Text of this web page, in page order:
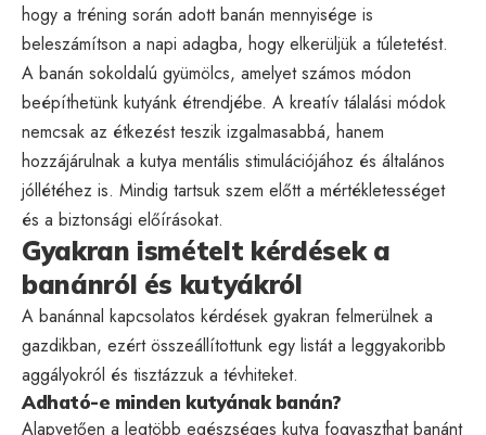
hogy a tréning során adott banán mennyisége is
beleszámítson a napi adagba, hogy elkerüljük a túletetést.
A banán sokoldalú gyümölcs, amelyet számos módon
beépíthetünk kutyánk étrendjébe. A kreatív tálalási módok
nemcsak az étkezést teszik izgalmasabbá, hanem
hozzájárulnak a kutya mentális stimulációjához és általános
jóllétéhez is. Mindig tartsuk szem előtt a mértékletességet
és a biztonsági előírásokat.
Gyakran ismételt kérdések a
banánról és kutyákról
A banánnal kapcsolatos kérdések gyakran felmerülnek a
gazdikban, ezért összeállítottunk egy listát a leggyakoribb
aggályokról és tisztázzuk a tévhiteket.
Adható-e minden kutyának banán?
Alapvetően a legtöbb egészséges kutya fogyaszthat banánt